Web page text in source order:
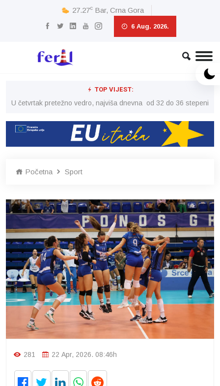
27.27c Bar, Crna Gora
6 Aug. 2026.
TOP VIJEST:
U četvrtak pretežno vedro, najviša dnevna od 32 do 36 stepeni
Početna Sport
281 22 Apr, 2026. 08:46h